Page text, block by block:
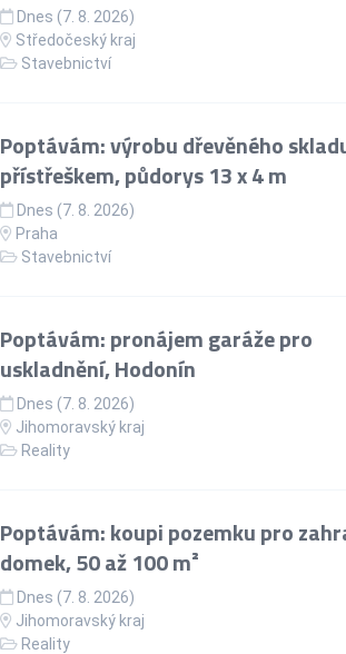
Dnes (7. 8. 2026)
Středočeský kraj
Stavebnictví
Poptávám: výrobu dřevěného
přístřeškem, půdorys 13 x 4 m
Dnes (7. 8. 2026)
Praha
Stavebnictví
Poptávám: pronájem garáže pro
uskladnění, Hodonín
Dnes (7. 8. 2026)
Jihomoravský kraj
Reality
Poptávám: koupi pozemku pro
domek, 50 až 100 m²
Dnes (7. 8. 2026)
Jihomoravský kraj
Reality